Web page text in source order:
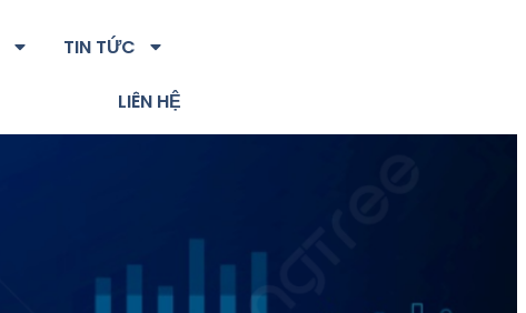
TIN TỨC
LIÊN HỆ